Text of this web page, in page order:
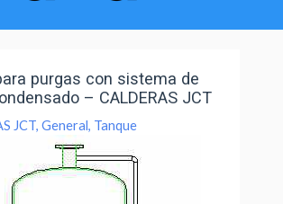
purgas con sistema de
– CALDERAS JCT
JCT,General, Tanque